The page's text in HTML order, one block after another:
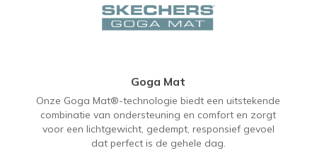
Goga Mat
Onze Goga Mat®-technologie biedt een uitstekende
combinatie van ondersteuning en comfort en zorgt
voor een lichtgewicht, gedempt, responsief gevoel
dat perfect is de gehele dag.